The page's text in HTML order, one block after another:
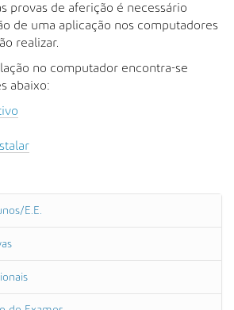
provas de aferição é necessário
de uma aplicação nos computadores
realizar.
no computador encontra-se
abaixo:
E.E.